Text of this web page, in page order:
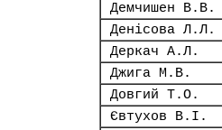
Демчишен В.В.
Денісова Л.Л.
Деркач А.Л.
Джига М.В.
Довгий Т.О.
Євтухов В.І.